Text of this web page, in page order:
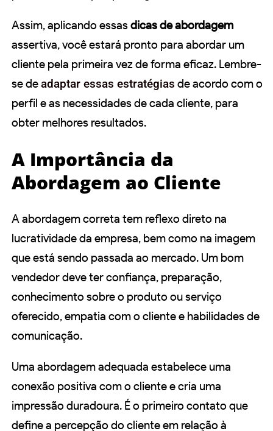
Assim, aplicando essasdicas de abordagem
assertiva, você estará pronto para abordar um
cliente pela primeira vez de forma eficaz. Lembre-
se deadaptar essas estratégias de acordo com o
perfil e as necessidades de cada cliente, para
obter melhores resultados.
A Importância da
Abordagem ao Cliente
A abordagem correta tem reflexo direto na
lucratividade da empresa, bem como na imagem
que está sendo passada ao mercado. Um bom
vendedor deve ter confiança, preparação,
conhecimento sobre o produto ou serviço
oferecido, empatia com o cliente e habilidades de
comunicação.
Uma abordagem adequada estabelece uma
conexão positiva com o cliente e cria uma
impressão duradoura. É o primeiro contato que
define a percepção do cliente em relação à